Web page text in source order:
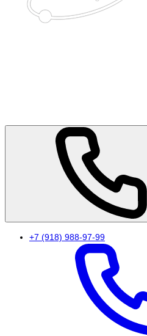
+7 (918) 988-97-99